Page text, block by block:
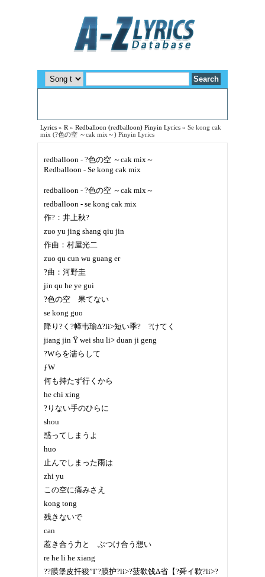
Lyrics » R » Redballoon (redballoon) Pinyin Lyrics » Se kong cak
mix (?色の空 ～cak mix～) Pinyin Lyrics
redballoon - ?色の空 ～cak mix～
Redballoon - Se kong cak mix
redballoon - ?色の空 ～cak mix～
redballoon - se kong cak mix
作?：井上秋?
zuo yu jing shang qiu jin
作曲：村屋光二
zuo qu cun wu guang er
?曲：河野圭
jin qu he ye gui
?色の空 果てない
se kong guo
降り?く?幛韦瑜Δ?li>短い季? ?けてく
jiang jin Ÿ wei shu li> duan ji geng
?Wらを濡らして
ƒW
何も持たず行くから
he chi xing
?りない手のひらに
shou
惑ってしまうよ
huo
止んでしまった雨は
zhi yu
この空に痛みさえ
kong tong
残きないで
can
惹き合う力と ぶつけ合う想い
re he li he xiang
??膜堡皮扦狻”Г?膜护?li>?菠欷饯Δ省【?舜イ欷?li>?